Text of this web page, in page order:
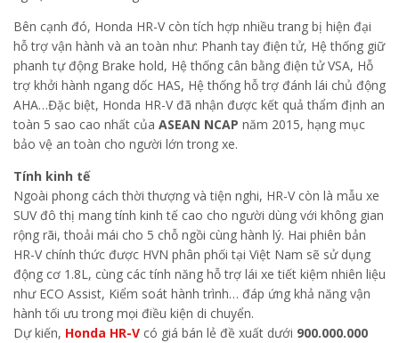
Bên cạnh đó, Honda HR-V còn tích hợp nhiều trang bị hiện đại
hỗ trợ vận hành và an toàn như: Phanh tay điện tử, Hệ thống giữ
phanh tự động Brake hold, Hệ thống cân bằng điện tử VSA, Hỗ
trợ khởi hành ngang dốc HAS, Hệ thống hỗ trợ đánh lái chủ động
AHA…Đặc biệt, Honda HR-V đã nhận được kết quả thẩm định an
toàn 5 sao cao nhất của ASEAN NCAP năm 2015, hạng mục
bảo vệ an toàn cho người lớn trong xe.
Tính kinh tế
Ngoài phong cách thời thượng và tiện nghi, HR-V còn là mẫu xe
SUV đô thị mang tính kinh tế cao cho người dùng với không gian
rộng rãi, thoải mái cho 5 chỗ ngồi cùng hành lý. Hai phiên bản
HR-V chính thức được HVN phân phối tại Việt Nam sẽ sử dụng
động cơ 1.8L, cùng các tính năng hỗ trợ lái xe tiết kiệm nhiên liệu
như ECO Assist, Kiểm soát hành trình… đáp ứng khả năng vận
hành tối ưu trong mọi điều kiện di chuyển.
Dự kiến, Honda HR-V có giá bán lẻ đề xuất dưới 900.000.000